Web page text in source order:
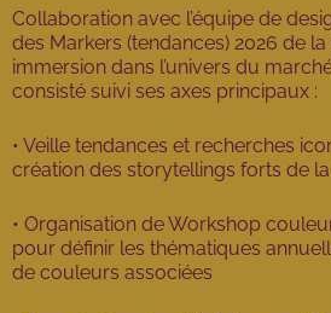
Collaboration avec l’équipe de
des Markers (tendances) 2026 de
immersion dans l’univers du
consisté suivi ses axes principaux :
• Veille tendances et recherches
création des storytellings forts de
• Organisation de Workshop
pour définir les thématiques
de couleurs associées